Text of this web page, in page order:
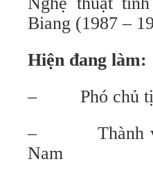
Biang (1987 –
Hiện đang làm:
– Phó chủ tịch
– Thành viên
Nam